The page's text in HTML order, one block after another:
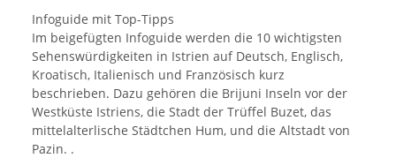
Infoguide mit Top-Tipps
Im beigefügten Infoguide werden die 10 wichtigsten
Sehenswürdigkeiten in Istrien auf Deutsch, Englisch,
Kroatisch, Italienisch und Französisch kurz
beschrieben. Dazu gehören die Brijuni Inseln vor der
Westküste Istriens, die Stadt der Trüffel Buzet, das
mittelalterlische Städtchen Hum, und die Altstadt von
Pazin. .